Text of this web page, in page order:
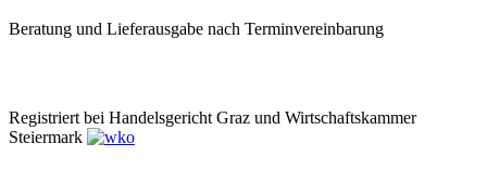
Beratung und Lieferausgabe nach Terminvereinbarung
Registriert bei Handelsgericht Graz und Wirtschaftskammer
Steiermark